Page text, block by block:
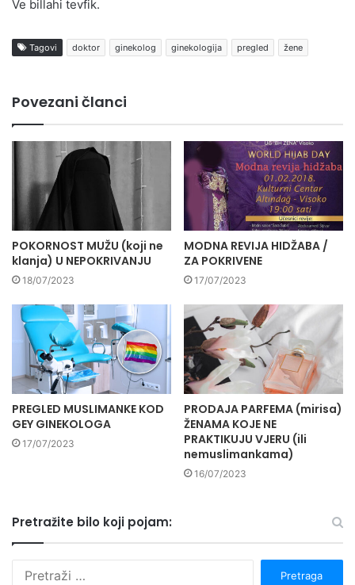
Ve billahi tevfik.
Tagovi doktor ginekolog ginekologija pregled žene
Povezani članci
POKORNOST MUŽU (koji ne
klanja) U NEPOKRIVANJU
18/07/2023
MODNA REVIJA HIDŽABA /
ZA POKRIVENE
17/07/2023
PREGLED MUSLIMANKE KOD
GEY GINEKOLOGA
17/07/2023
PRODAJA PARFEMA (mirisa)
ŽENAMA KOJE NE
PRAKTIKUJU VJERU (ili
nemuslimankama)
16/07/2023
Pretražite bilo koji pojam: